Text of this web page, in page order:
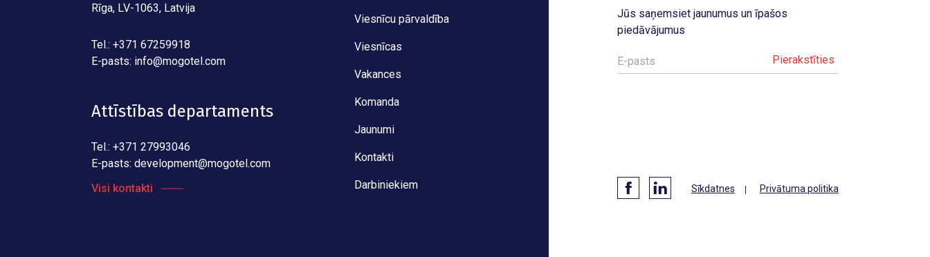
Rīga, LV-1063, Latvija
Tel.: +371 67259918
E-pasts: info@mogotel.com
Attīstības departaments
Tel.: +371 27993046
E-pasts: development@mogotel.com
Visi kontakti
Viesnīcu pārvaldība
Viesnīcas
Vakances
Komanda
Jaunumi
Kontakti
Darbiniekiem
Jūs saņemsiet jaunumus un īpašos
piedāvājumus
E-pasts
Sīkdatnes Privātuma politika